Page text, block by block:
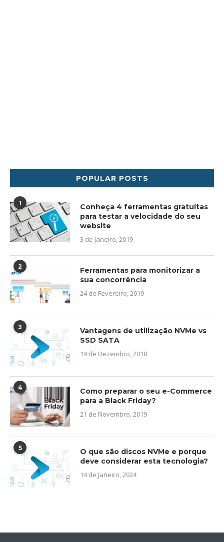
POPULAR POSTS
1
Conheça 4 ferramentas gratuitas
para testar a velocidade do seu
website
3 de Janeiro, 2019
2
Ferramentas para monitorizar a
sua concorrência
24 de Fevereiro, 2019
3
Vantagens de utilização NVMe vs
SSD SATA
19 de Dezembro, 2018
4
Como preparar o seu e-Commerce
para a Black Friday?
21 de Novembro, 2019
5
O que são discos NVMe e porque
deve considerar esta tecnologia?
14 de Janeiro, 2024